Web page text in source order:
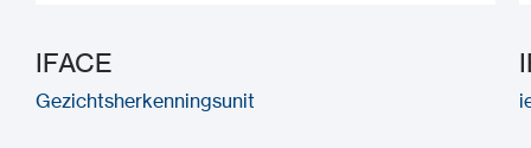
IFACE
Gezichtsherkenningsunit